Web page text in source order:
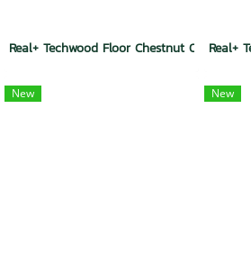
Real+ Techwood Floor Chestnut OakReal+
New New